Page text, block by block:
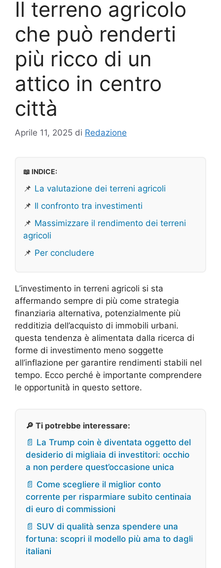
Il terreno agricolo
che può renderti
più ricco di un
attico in centro
città
Aprile 11, 2025 di Redazione
📖 INDICE:
📌 La valutazione dei terreni agricoli
📌 Il confronto tra investimenti
📌 Massimizzare il rendimento dei terreni
agricoli
📌 Per concludere
L’investimento in terreni agricoli si sta
affermando sempre di più come strategia
finanziaria alternativa, potenzialmente più
redditizia dell’acquisto di immobili urbani.
questa tendenza è alimentata dalla ricerca di
forme di investimento meno soggette
all’inflazione per garantire rendimenti stabili nel
tempo. Ecco perché è importante comprendere
le opportunità in questo settore.
🔎 Ti potrebbe interessare:
📄 La Trump coin è diventata oggetto del
desiderio di migliaia di investitori: occhio
a non perdere quest’occasione unica
📄 Come scegliere il miglior conto
corrente per risparmiare subito centinaia
di euro di commissioni
📄 SUV di qualità senza spendere una
fortuna: scopri il modello più ama to dagli
italiani